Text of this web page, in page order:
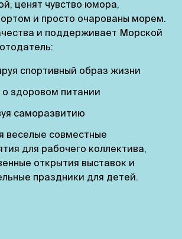
ценят чувство юмора,
и просто очарованы морем.
и поддерживает Морской
спортивный образ жизни
о здоровом питании
саморазвитию
веселые совместные
для рабочего коллектива,
открытия выставок и
праздники для детей.